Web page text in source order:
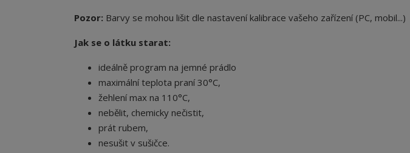
Pozor: Barvy se mohou lišit dle nastavení kalibrace vašeho zařízení (PC, mobil...)
Jak se o látku starat:
ideálně program na jemné prádlo
maximální teplota praní 30°C,
žehlení max na 110°C,
nebělit, chemicky nečistit,
prát rubem,
nesušit v sušičce.